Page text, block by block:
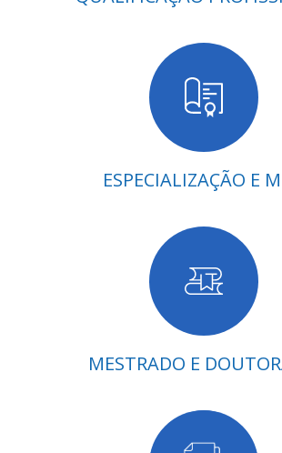
ESPECIALIZAÇÃO E
MESTRADO E